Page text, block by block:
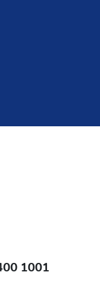
1001